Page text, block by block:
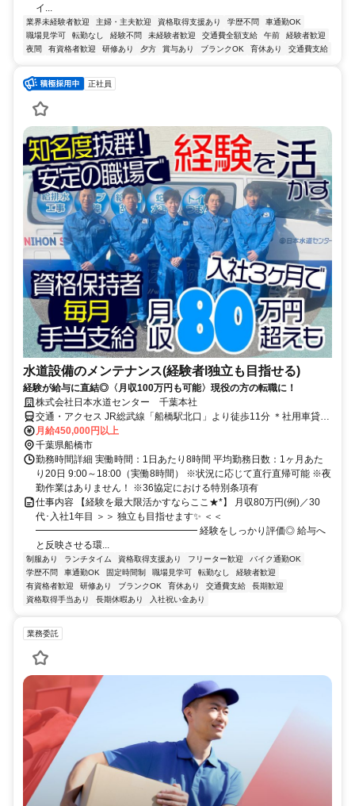
イ...
業界未経験者歓迎 主婦・主夫歓迎 資格取得支援あり 学歴不問
車通勤OK
職場見学可
転勤なし 経験不問 未経験者歓迎 交通費全額支給 午前
経験者歓迎
夜間
有資格者歓迎 研修あり 夕方 賞与あり ブランクOK 育休あり 交通費支給
正社員
水道設備のメンテナンス(経験者l独立も目指せる)
経験が給与に直結◎〈月収100万円も可能〉現役の方の転職に！
株式会社日本水道センター 千葉本社
交通・アクセス JR総武線「船橋駅北口」より徒歩11分 ＊社用車貸与
(通勤利用可/ガソリン代は会社負担)、マイカー・原付通勤可、直行直
帰OK！
月給450,000円以上
千葉県船橋市
勤務時間詳細 実働時間：1日あたり8時間 平均勤務日数：1ヶ月あた
り20日 9:00～18:00（実働8時間） ※状況に応じて直行直帰可能 ※夜
勤作業はありません！ ※36協定における特別条項有
仕事内容 【経験を最大限活かすならここ★*】 月収80万円(例)／30
代･入社1年目 ＞＞ 独立も目指せます✨ ＜＜
━━━━━━━━━━━━━━━━━ 経験をしっかり評価◎ 給与へ
と反映させる環...
制服あり ランチタイム 資格取得支援あり フリーター歓迎
バイク通勤OK
学歴不問
車通勤OK 固定時間制 職場見学可 転勤なし
経験者歓迎
有資格者歓迎
研修あり ブランクOK 育休あり 交通費支給
長期歓迎
資格取得手当あり
長期休暇あり 入社祝い金あり
業務委託